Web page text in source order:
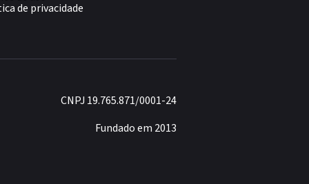
de privacidade
CNPJ 19.765.871/0001-24
Fundado em 2013